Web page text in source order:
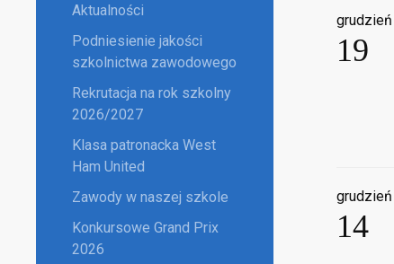
Aktualności
Podniesienie jakości
szkolnictwa zawodowego
Rekrutacja na rok szkolny
2026/2027
Klasa patronacka West
Ham United
Zawody w naszej szkole
Konkursowe Grand Prix
2026
grudzień
19
grudzień
14